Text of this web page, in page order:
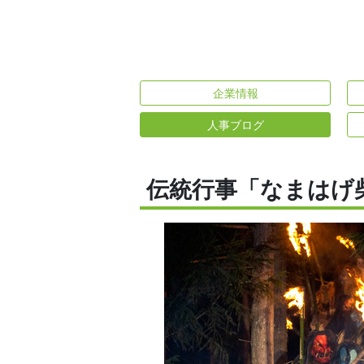
企業情報
人事ブログ
伝統行事「なまはげ